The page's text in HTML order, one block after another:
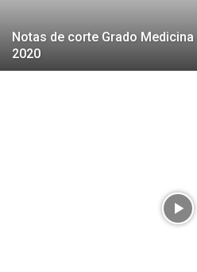
Notas de corte Grado
2020